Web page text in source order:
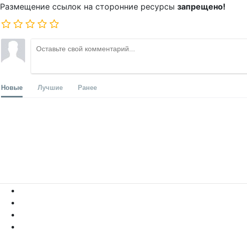
Размещение ссылок на сторонние ресурсы запрещено!
Новые Лучшие Ранее